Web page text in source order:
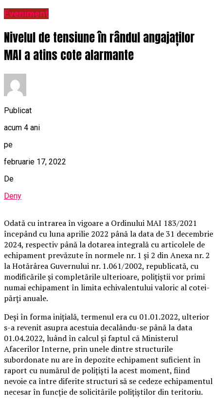
Eveniment
Nivelul de tensiune în rândul angajaților
MAI a atins cote alarmante
Publicat
acum 4 ani
pe
februarie 17, 2022
De
Deny
Odată cu intrarea în vigoare a Ordinului MAI 183/2021
începând cu luna aprilie 2022 până la data de 31 decembrie
2024, respectiv până la dotarea integrală cu articolele de
echipament prevăzute în normele nr. 1 și 2 din Anexa nr. 2
la Hotărârea Guvernului nr. 1.061/2002, republicată, cu
modificările și completările ulterioare, polițiștii vor primi
numai echipament în limita echivalentului valoric al cotei-
părți anuale.
Deși în forma inițială, termenul era cu 01.01.2022, ulterior
s-a revenit asupra acestuia decalându-se până la data
01.04.2022, luând în calcul și faptul că Ministerul
Afacerilor Interne, prin unele dintre structurile
subordonate nu are în depozite echipament suficient în
raport cu numărul de polițiști la acest moment, fiind
nevoie ca între diferite structuri să se cedeze echipamentul
necesar în funcție de solicitările polițiștilor din teritoriu.